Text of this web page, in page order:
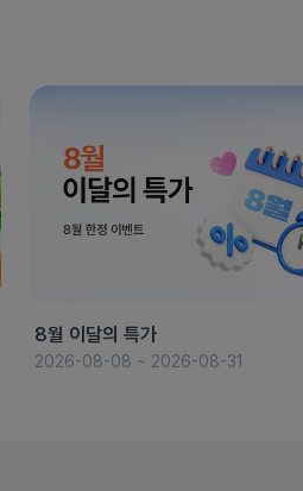
8월 이달의 특가
2026-08-08 ~ 2026-08-31